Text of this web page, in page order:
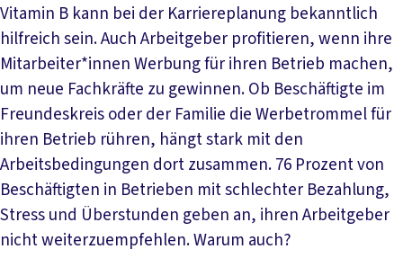
Vitamin B kann bei der Karriereplanung bekanntlich
hilfreich sein. Auch Arbeitgeber profitieren, wenn ihre
Mitarbeiter*innen Werbung für ihren Betrieb machen,
um neue Fachkräfte zu gewinnen. Ob Beschäftigte im
Freundeskreis oder der Familie die Werbetrommel für
ihren Betrieb rühren, hängt stark mit den
Arbeitsbedingungen dort zusammen. 76 Prozent von
Beschäftigten in Betrieben mit schlechter Bezahlung,
Stress und Überstunden geben an, ihren Arbeitgeber
nicht weiterzuempfehlen. Warum auch?